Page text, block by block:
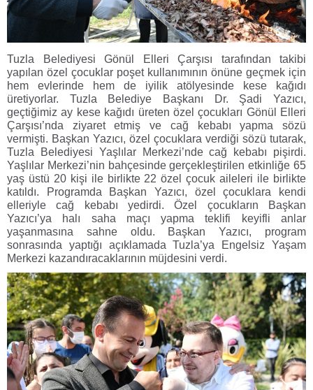
Tuzla Belediyesi Gönül Elleri Çarşısı tarafından takibi
yapılan özel çocuklar poşet kullanımının önüne geçmek için
hem evlerinde hem de iyilik atölyesinde kese kağıdı
üretiyorlar. Tuzla Belediye Başkanı Dr. Şadi Yazıcı,
geçtiğimiz ay kese kağıdı üreten özel çocukları Gönül Elleri
Çarşısı’nda ziyaret etmiş ve cağ kebabı yapma sözü
vermişti. Başkan Yazıcı, özel çocuklara verdiği sözü tutarak,
Tuzla Belediyesi Yaşlılar Merkezi’nde cağ kebabı pişirdi.
Yaşlılar Merkezi’nin bahçesinde gerçekleştirilen etkinliğe 65
yaş üstü 20 kişi ile birlikte 22 özel çocuk aileleri ile birlikte
katıldı. Programda Başkan Yazıcı, özel çocuklara kendi
elleriyle cağ kebabı yedirdi. Özel çocukların Başkan
Yazıcı’ya halı saha maçı yapma teklifi keyifli anlar
yaşanmasına sahne oldu. Başkan Yazıcı, program
sonrasında yaptığı açıklamada Tuzla’ya Engelsiz Yaşam
Merkezi kazandıracaklarının müjdesini verdi.